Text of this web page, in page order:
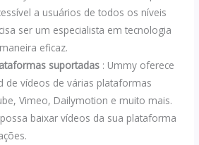
a usuários de todos os níveis
ser um especialista em tecnologia
eficaz.
suportadas : Ummy oferece
de vídeos de várias plataformas
Vimeo, Dailymotion e muito mais.
baixar vídeos da sua plataforma